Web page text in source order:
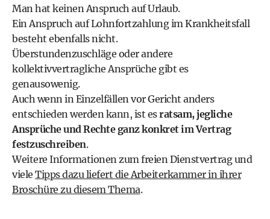
Man hat keinen Anspruch auf Urlaub.
Ein Anspruch auf Lohnfortzahlung im Krankheitsfall
besteht ebenfalls nicht.
Überstundenzuschläge oder andere
kollektivvertragliche Ansprüche gibt es
genausowenig.
Auch wenn in Einzelfällen vor Gericht anders
entschieden werden kann, ist esratsam, jegliche
Ansprüche und Rechte ganz konkret im Vertrag
festzuschreiben.
Weitere Informationen zum freien Dienstvertrag und
viele Tipps dazu liefert die Arbeiterkammer in ihrer
Broschüre zu diesem Thema.